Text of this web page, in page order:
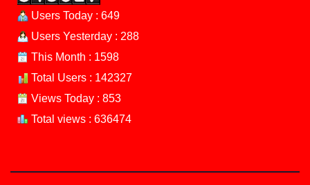
Users Today : 649
Users Yesterday : 288
This Month : 1598
Total Users : 142327
Views Today : 853
Total views : 636474